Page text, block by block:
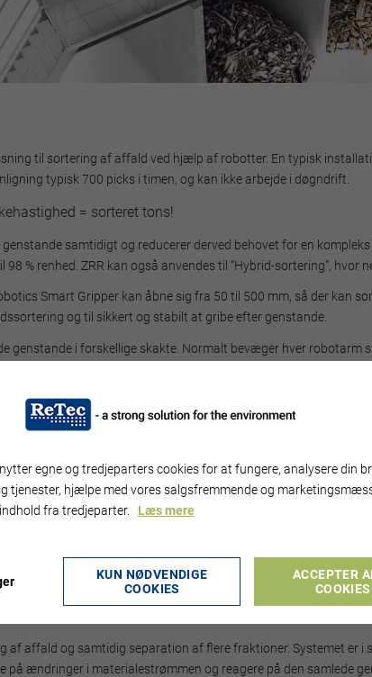
til sortering af affald ved hjælp af robotter. En typisk
typisk 700 picks i timen, og kan ikke arbejde i døgndrift.
= sorteret tons!
samtidigt og reducerer derved behovet for en
% renhed. ZRR kan også anvendes til “Hybrid-sortering”, hvor
Smart Gripper kan åbne sig fra 50 til 500 mm, så der kan
og til sikkert og stabilt at gribe efter genstande.
genstande i forskellige skakte. Normalt bevæger hver robotarm
genstande af forskellige former og størrelser. Kunderne
software gør det muligt for robotten at lære at genkende
på ZenRobotics Recyclers, så er den intelligente software
i realtid i stedet for at følge en forprogrammeret rutine.
affald og samtidig separation af flere fraktioner. Systemet er i
ændringer i materialestrømmen og reagere på den samlede
egne og tredjeparters cookies for at fungere, analysere din
tjenester, hjælpe med vores salgsfremmende og
fra tredjeparter. Læs mere
KUN NØDVENDIGE
COOKIES
ACCEPTER
COOKIES